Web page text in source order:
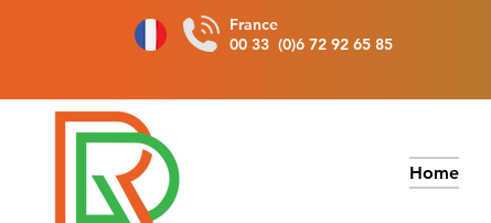
France
00 33 (0)6 72 92 65 85
Home